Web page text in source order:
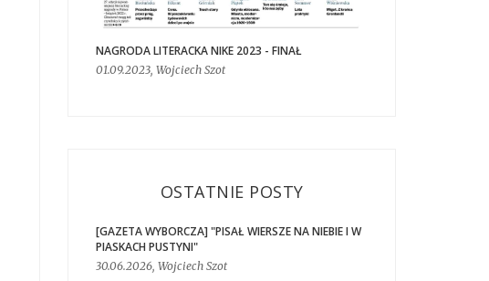
NAGRODA LITERACKA NIKE 2023 - FINAŁ
01.09.2023, Wojciech Szot
OSTATNIE POSTY
[GAZETA WYBORCZA] "PISAŁ WIERSZE NA NIEBIE I W
PIASKACH PUSTYNI"
30.06.2026, Wojciech Szot